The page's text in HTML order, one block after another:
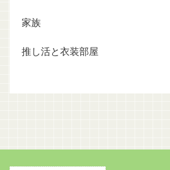
家族
推し活と衣装部屋